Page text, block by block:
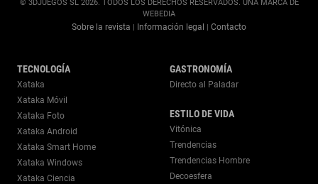
© 3DJUEGOS SL 2026. TODOS LOS DERECHOS RESERVADOS. UNA MARCA DE
WEBEDIA
Sobre la revista | Información legal | Contacto
TECNOLOGÍA
Xataka
Xataka Móvil
Xataka Foto
Xataka Android
Xataka Smart Home
Xataka Windows
Xataka Ciencia
GASTRONOMÍA
Directo al Paladar
ESTILO DE VIDA
Vitónica
Trendencias
Trendencias Hombre
Decoesfera